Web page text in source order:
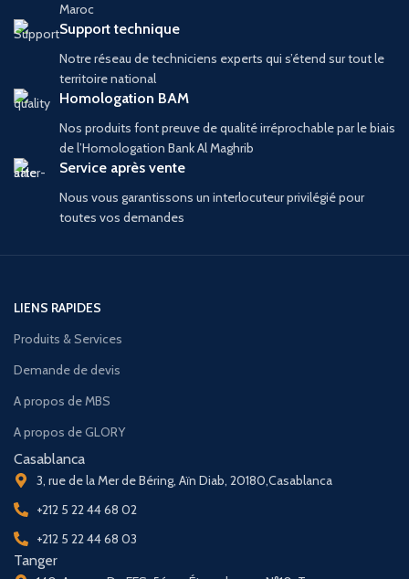
Maroc
Support technique
Notre réseau de techniciens experts qui s’étend sur tout le
territoire national
Homologation BAM
Nos produits font preuve de qualité irréprochable par le biais
de l’Homologation Bank Al Maghrib
Service après vente
Nous vous garantissons un interlocuteur privilégié pour
toutes vos demandes
LIENS RAPIDES
Produits & Services
Demande de devis
A propos de MBS
A propos de GLORY
Casablanca
3, rue de la Mer de Béring, Aïn Diab, 20180,Casablanca
+212 5 22 44 68 02
+212 5 22 44 68 03
Tanger